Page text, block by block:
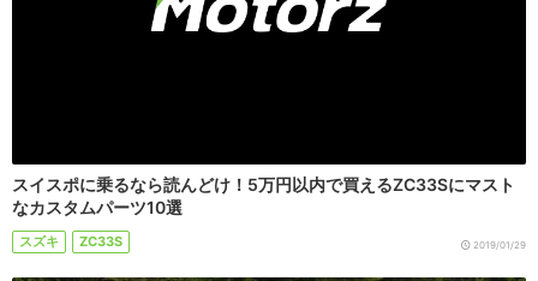
スイスポに乗るなら読んどけ！5万円以内で買えるZC33Sにマスト
なカスタムパーツ10選
スズキ ZC33S 2019/01/29